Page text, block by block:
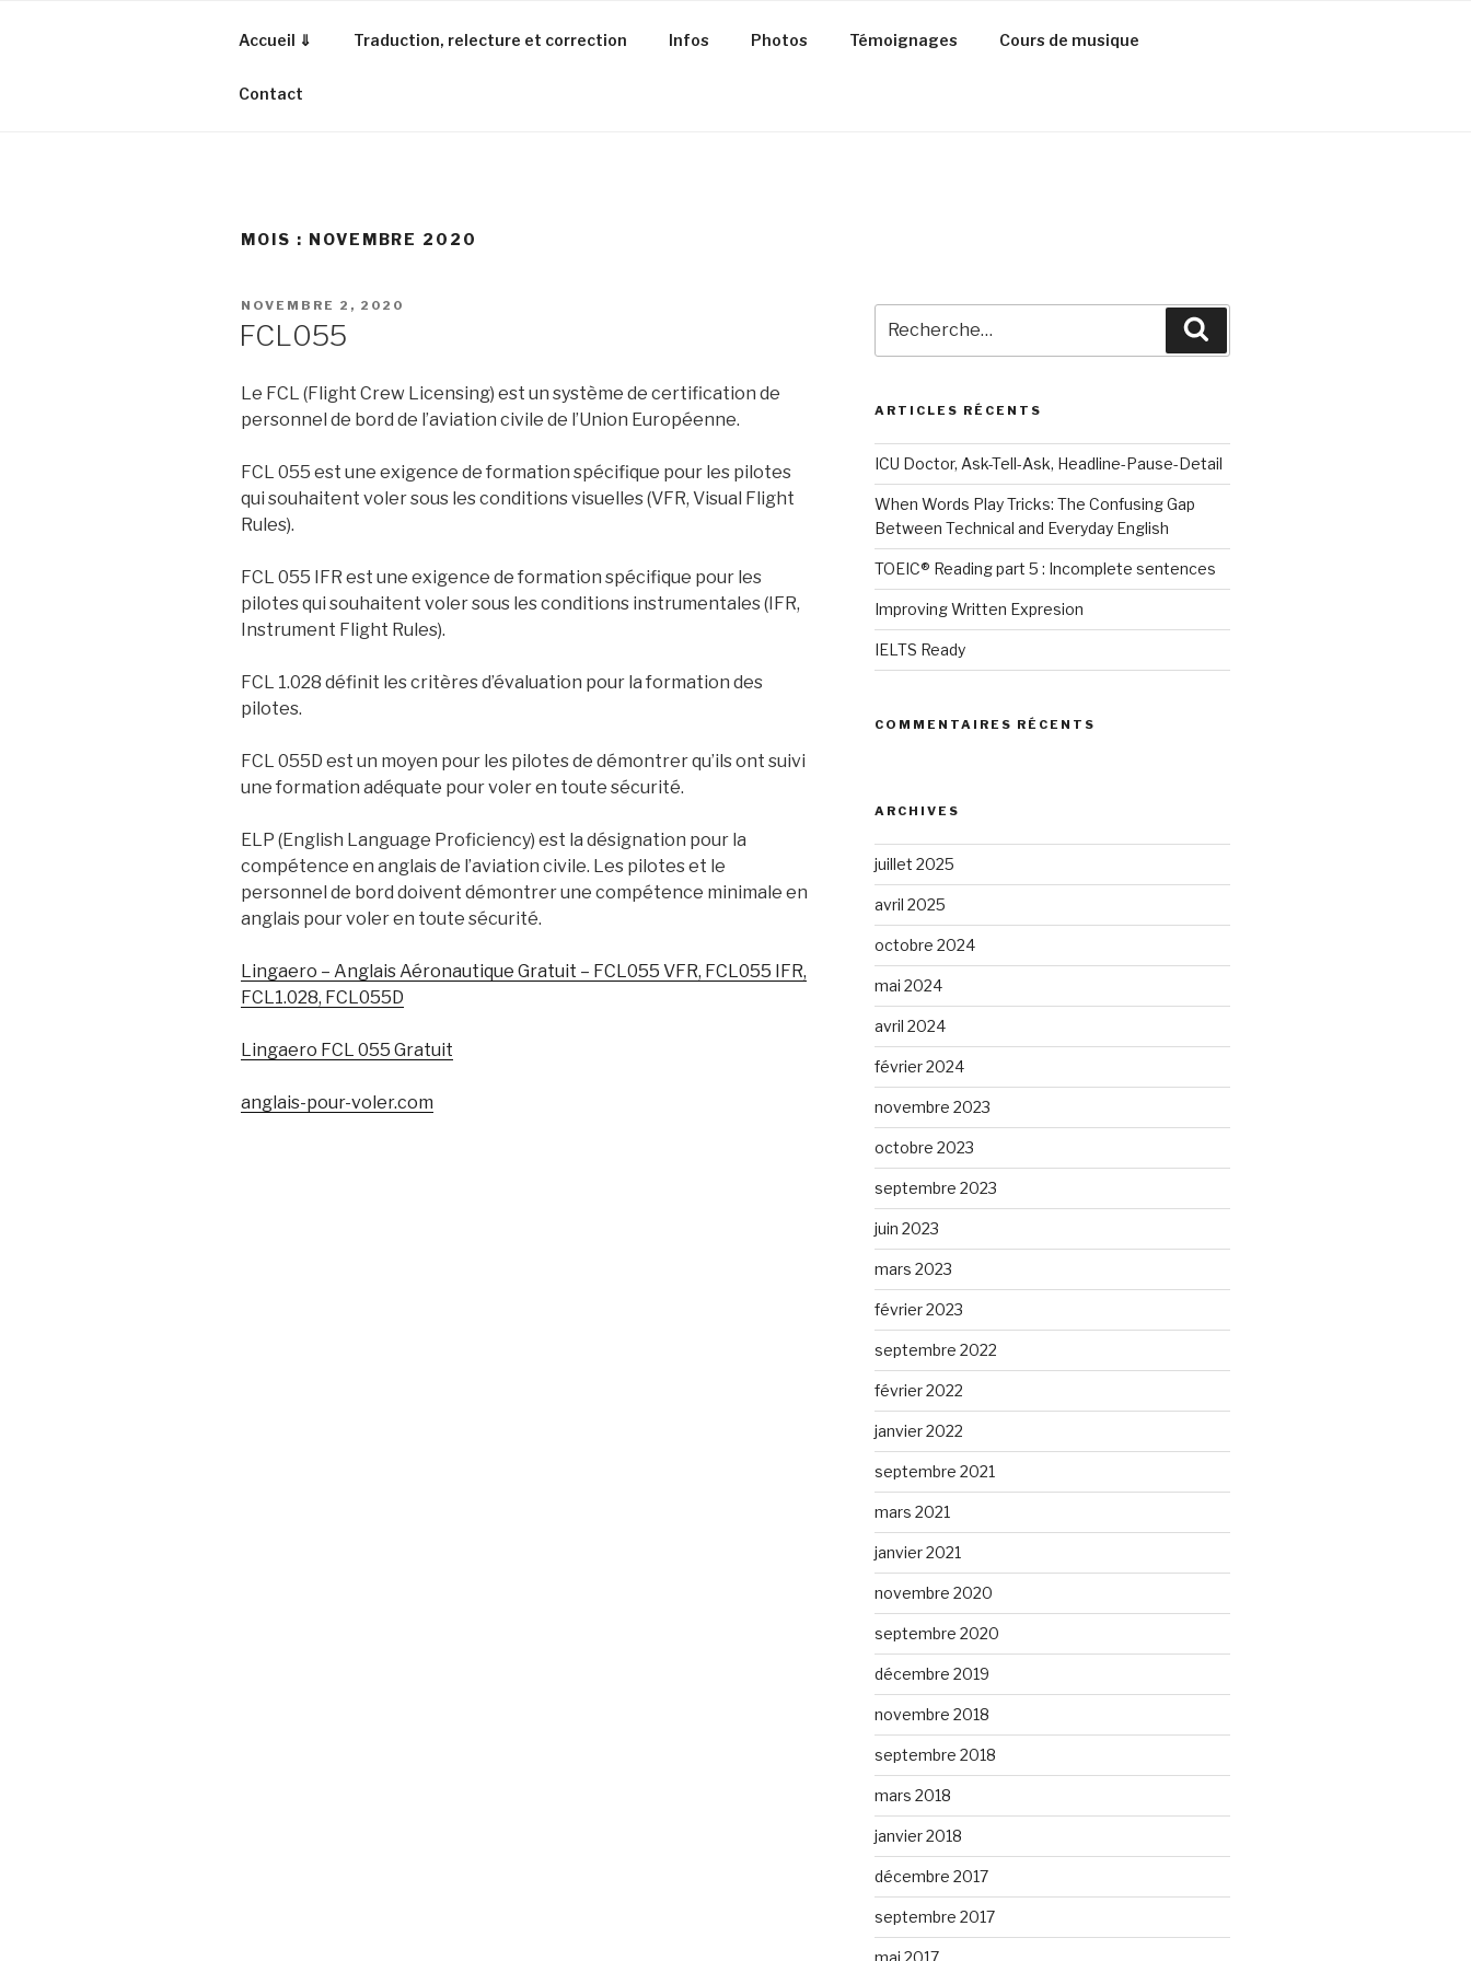
Accueil ⇓ Traduction, relecture et correction Infos Photos Témoignages Cours de musique
Contact
MOIS : NOVEMBRE 2020
PUBLIÉ
NOVEMBRE 2, 2020
FCL055
Le FCL (Flight Crew Licensing) est un système de certification de
personnel de bord de l’aviation civile de l’Union Européenne.
FCL 055 est une exigence de formation spécifique pour les pilotes
qui souhaitent voler sous les conditions visuelles (VFR, Visual Flight
Rules).
FCL 055 IFR est une exigence de formation spécifique pour les
pilotes qui souhaitent voler sous les conditions instrumentales (IFR,
Instrument Flight Rules).
FCL 1.028 définit les critères d’évaluation pour la formation des
pilotes.
FCL 055D est un moyen pour les pilotes de démontrer qu’ils ont suivi
une formation adéquate pour voler en toute sécurité.
ELP (English Language Proficiency) est la désignation pour la
compétence en anglais de l’aviation civile. Les pilotes et le
personnel de bord doivent démontrer une compétence minimale en
anglais pour voler en toute sécurité.
Lingaero – Anglais Aéronautique Gratuit – FCL055 VFR, FCL055 IFR,
FCL1.028, FCL055D
Lingaero FCL 055 Gratuit
anglais-pour-voler.com
pour
:
ARTICLES RÉCENTS
ICU Doctor, Ask-Tell-Ask, Headline-Pause-Detail
When Words Play Tricks: The Confusing Gap
Between Technical and Everyday English
TOEIC® Reading part 5 : Incomplete sentences
Improving Written Expresion
IELTS Ready
COMMENTAIRES RÉCENTS
ARCHIVES
juillet 2025
avril 2025
octobre 2024
mai 2024
avril 2024
février 2024
novembre 2023
octobre 2023
septembre 2023
juin 2023
mars 2023
février 2023
septembre 2022
février 2022
janvier 2022
septembre 2021
mars 2021
janvier 2021
novembre 2020
septembre 2020
décembre 2019
novembre 2018
septembre 2018
mars 2018
janvier 2018
décembre 2017
septembre 2017
mai 2017